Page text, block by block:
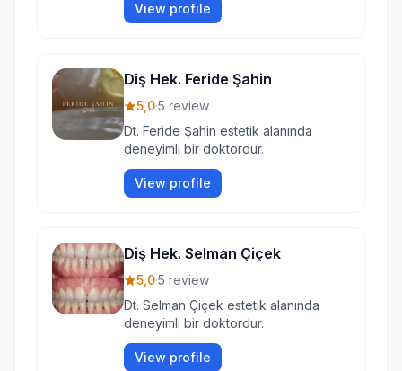
View profile
Diş Hek. Feride Şahin
5,0·5 review
Dt. Feride Şahin estetik alanında
deneyimli bir doktordur.
View profile
Diş Hek. Selman Çiçek
5,0·5 review
Dt. Selman Çiçek estetik alanında
deneyimli bir doktordur.
View profile